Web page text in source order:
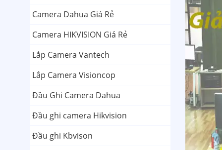
Camera Dahua Giá Rẻ
Camera HIKVISION Giá Rẻ
Lắp Camera Vantech
Lắp Camera Visioncop
Đầu Ghi Camera Dahua
Đầu ghi camera Hikvision
Đầu ghi Kbvison